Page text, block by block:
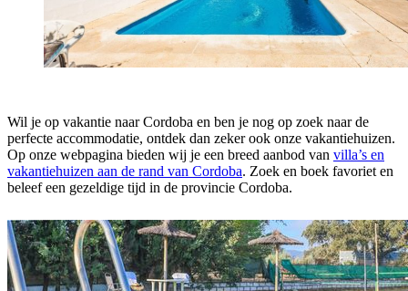
Wil je op vakantie naar Cordoba en ben je nog op zoek naar de
perfecte accommodatie, ontdek dan zeker ook onze vakantiehuizen.
Op onze webpagina bieden wij je een breed aanbod van villa’s en
vakantiehuizen aan de rand van Cordoba. Zoek en boek favoriet en
beleef een gezeldige tijd in de provincie Cordoba.